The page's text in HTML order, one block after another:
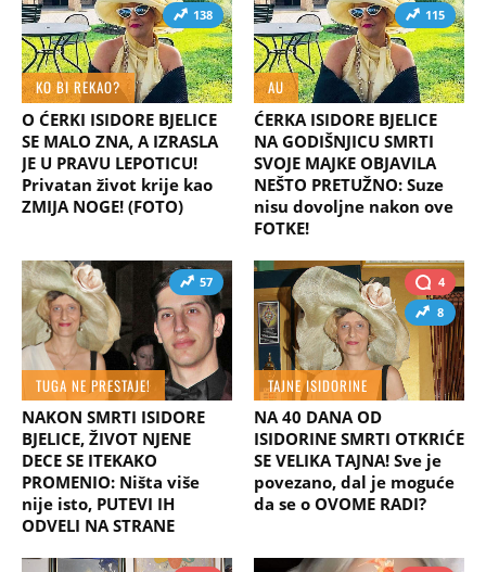
138
KO BI REKAO?
O ĆERKI ISIDORE BJELICE
SE MALO ZNA, A IZRASLA
JE U PRAVU LEPOTICU!
Privatan život krije kao
ZMIJA NOGE! (FOTO)
115
AU
ĆERKA ISIDORE BJELICE
NA GODIŠNJICU SMRTI
SVOJE MAJKE OBJAVILA
NEŠTO PRETUŽNO: Suze
nisu dovoljne nakon ove
FOTKE!
57
TUGA NE PRESTAJE!
NAKON SMRTI ISIDORE
BJELICE, ŽIVOT NJENE
DECE SE ITEKAKO
PROMENIO: Ništa više
nije isto, PUTEVI IH
ODVELI NA STRANE
4
8
TAJNE ISIDORINE
NA 40 DANA OD
ISIDORINE SMRTI OTKRIĆE
SE VELIKA TAJNA! Sve je
povezano, dal je moguće
da se o OVOME RADI?